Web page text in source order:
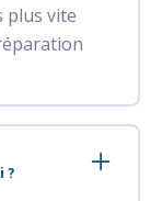
plus vite
?